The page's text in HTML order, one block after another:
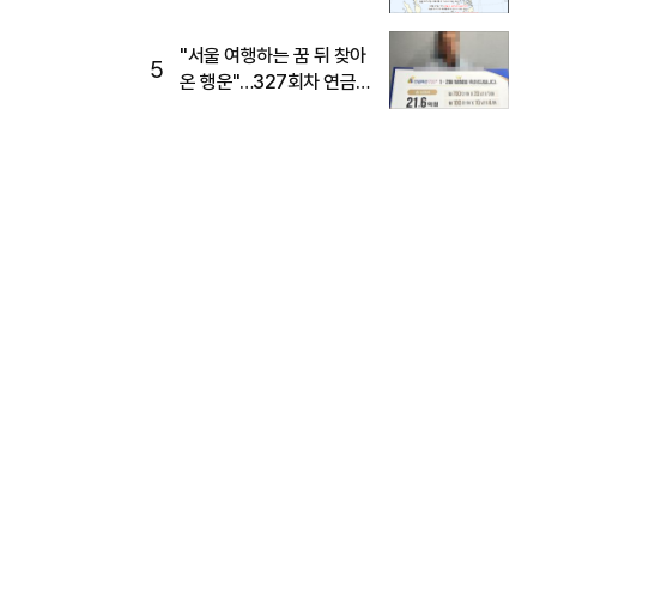
5
"서울 여행하는 꿈 뒤 찾아
온 행운"…327회차 연금